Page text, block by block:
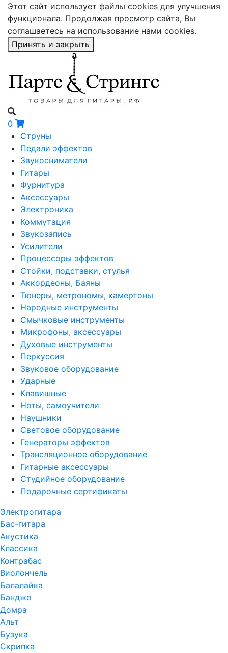
Этот сайт использует файлы cookies для улучшения
функционала. Продолжая просмотр сайта, Вы
соглашаетесь на использование нами cookies.
Принять и закрыть
0
Струны
Педали эффектов
Звукосниматели
Гитары
Фурнитура
Аксессуары
Электроника
Коммутация
Звукозапись
Усилители
Процессоры эффектов
Стойки, подставки, стулья
Аккордеоны, Баяны
Тюнеры, метрономы, камертоны
Народные инструменты
Смычковые инструменты
Микрофоны, аксессуары
Духовые инструменты
Перкуссия
Звуковое оборудование
Ударные
Клавишные
Ноты, самоучители
Наушники
Световое оборудование
Генераторы эффектов
Трансляционное оборудование
Гитарные аксессуары
Студийное оборудование
Подарочные сертификаты
Электрогитара
Бас-гитара
Акустика
Классика
Контрабас
Виолончель
Балалайка
Банджо
Домра
Альт
Бузука
Скрипка